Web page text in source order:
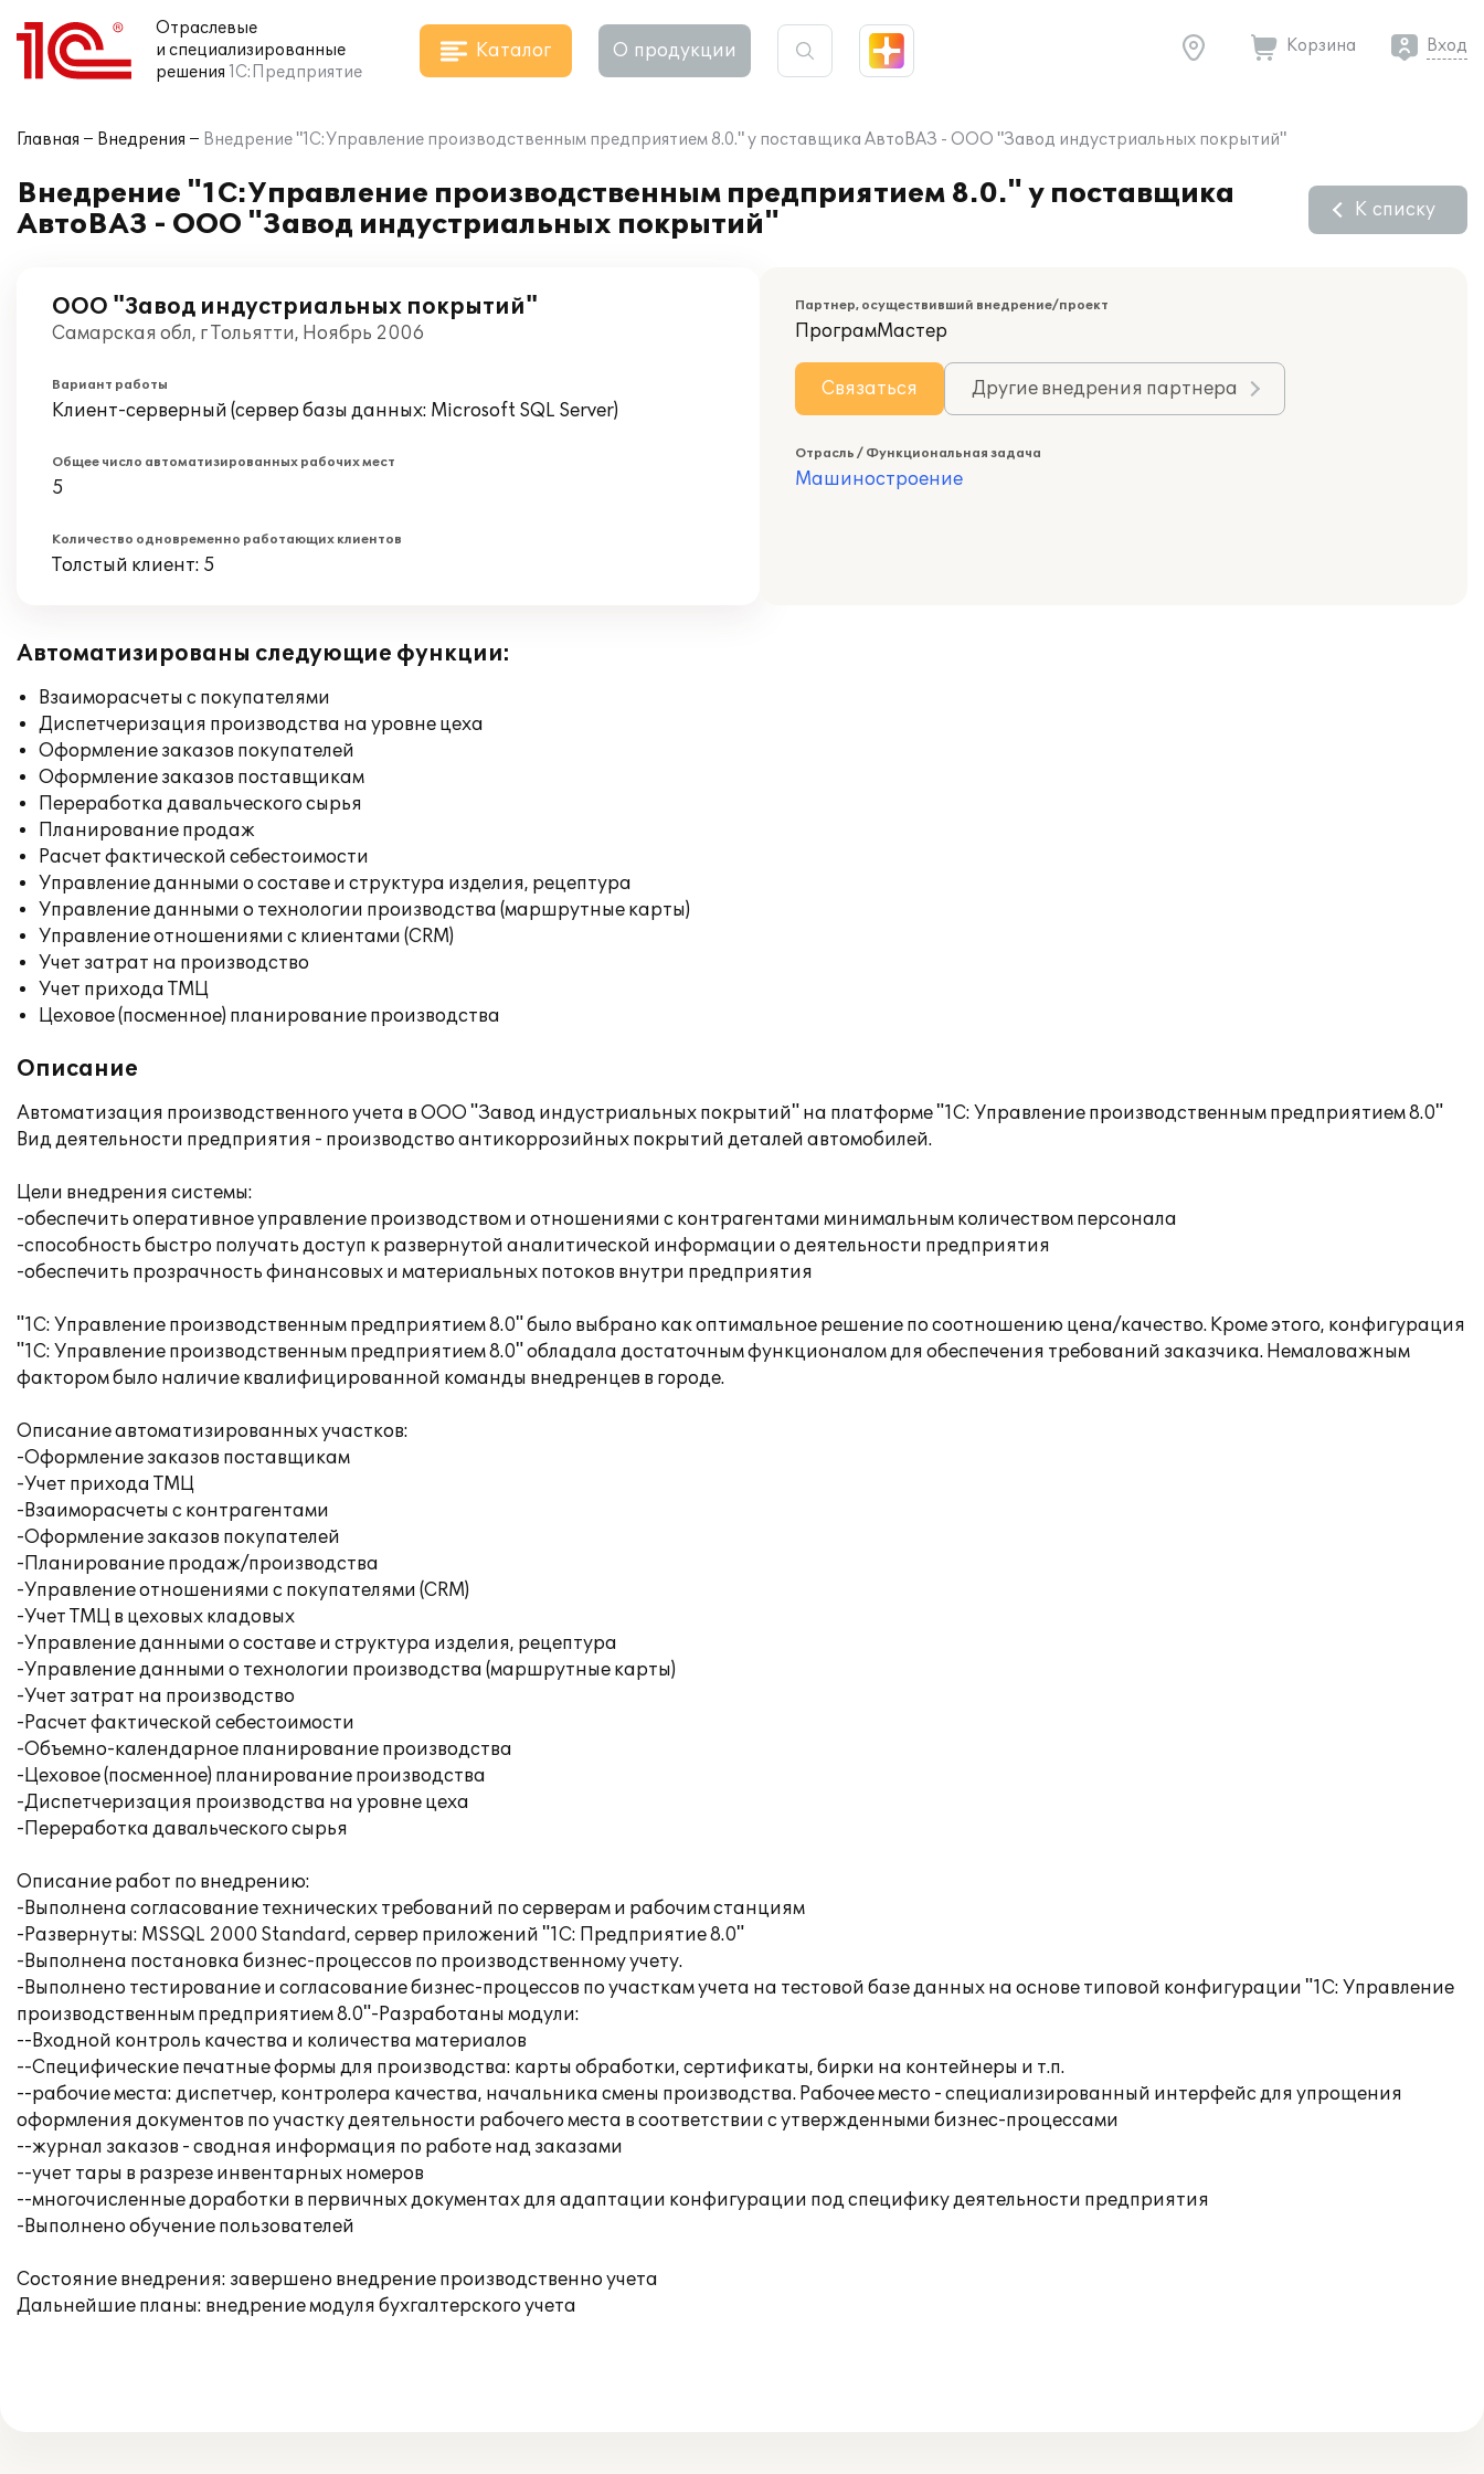
Отраслевые
и специализированные
решения 1С:Предприятие
Каталог О продукции Корзина Вход
Главная Внедрения Внедрение "1С:Управление производственным предприятием 8.0." у поставщика АвтоВАЗ - ООО "Завод индустриальных покрытий"
Внедрение "1С:Управление производственным предприятием 8.0." у поставщика
АвтоВАЗ - ООО "Завод индустриальных покрытий"
К списку
ООО "Завод индустриальных покрытий"
Самарская обл, г Тольятти, Ноябрь 2006
Вариант работы
Клиент-серверный (сервер базы данных: Microsoft SQL Server)
Общее число автоматизированных рабочих мест
5
Количество одновременно работающих клиентов
Толстый клиент: 5
Партнер, осуществивший внедрение/проект
ПрограмМастер
Связаться Другие внедрения партнера
Отрасль / Функциональная задача
Машиностроение
Автоматизированы следующие функции:
Взаиморасчеты с покупателями
Диспетчеризация производства на уровне цеха
Оформление заказов покупателей
Оформление заказов поставщикам
Переработка давальческого сырья
Планирование продаж
Расчет фактической себестоимости
Управление данными о составе и структура изделия, рецептура
Управление данными о технологии производства (маршрутные карты)
Управление отношениями с клиентами (CRM)
Учет затрат на производство
Учет прихода ТМЦ
Цеховое (посменное) планирование производства
Описание
Автоматизация производственного учета в ООО "Завод индустриальных покрытий" на платформе "1С: Управление производственным предприятием 8.0"
Вид деятельности предприятия - производство антикоррозийных покрытий деталей автомобилей.
Цели внедрения системы:
-обеспечить оперативное управление производством и отношениями с контрагентами минимальным количеством персонала
-способность быстро получать доступ к развернутой аналитической информации о деятельности предприятия
-обеспечить прозрачность финансовых и материальных потоков внутри предприятия
"1С: Управление производственным предприятием 8.0" было выбрано как оптимальное решение по соотношению цена/качество. Кроме этого, конфигурация
"1С: Управление производственным предприятием 8.0" обладала достаточным функционалом для обеспечения требований заказчика. Немаловажным
фактором было наличие квалифицированной команды внедренцев в городе.
Описание автоматизированных участков:
-Оформление заказов поставщикам
-Учет прихода ТМЦ
-Взаиморасчеты с контрагентами
-Оформление заказов покупателей
-Планирование продаж/производства
-Управление отношениями с покупателями (CRM)
-Учет ТМЦ в цеховых кладовых
-Управление данными о составе и структура изделия, рецептура
-Управление данными о технологии производства (маршрутные карты)
-Учет затрат на производство
-Расчет фактической себестоимости
-Объемно-календарное планирование производства
-Цеховое (посменное) планирование производства
-Диспетчеризация производства на уровне цеха
-Переработка давальческого сырья
Описание работ по внедрению:
-Выполнена согласование технических требований по серверам и рабочим станциям
-Развернуты: MSSQL 2000 Standard, сервер приложений "1С: Предприятие 8.0"
-Выполнена постановка бизнес-процессов по производственному учету.
-Выполнено тестирование и согласование бизнес-процессов по участкам учета на тестовой базе данных на основе типовой конфигурации "1С: Управление
производственным предприятием 8.0"-Разработаны модули:
--Входной контроль качества и количества материалов
--Специфические печатные формы для производства: карты обработки, сертификаты, бирки на контейнеры и т.п.
--рабочие места: диспетчер, контролера качества, начальника смены производства. Рабочее место - специализированный интерфейс для упрощения
оформления документов по участку деятельности рабочего места в соответствии с утвержденными бизнес-процессами
--журнал заказов - сводная информация по работе над заказами
--учет тары в разрезе инвентарных номеров
--многочисленные доработки в первичных документах для адаптации конфигурации под специфику деятельности предприятия
-Выполнено обучение пользователей
Состояние внедрения: завершено внедрение производственно учета
Дальнейшие планы: внедрение модуля бухгалтерского учета